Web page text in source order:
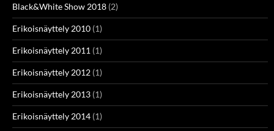
Black&White Show 2018 (2)
Erikoisnäyttely 2010 (1)
Erikoisnäyttely 2011 (1)
Erikoisnäyttely 2012 (1)
Erikoisnäyttely 2013 (1)
Erikoisnäyttely 2014 (1)